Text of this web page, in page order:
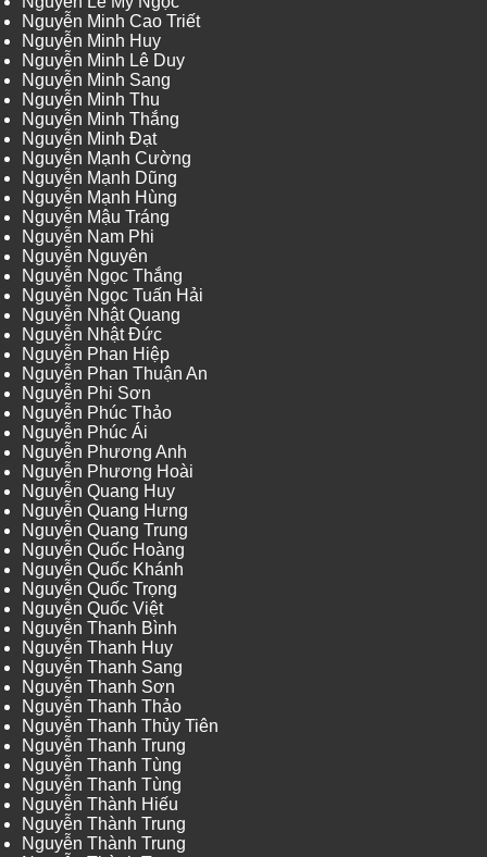
Nguyễn Minh Cao Triết
Nguyễn Minh Huy
Nguyễn Minh Lê Duy
Nguyễn Minh Sang
Nguyễn Minh Thu
Nguyễn Minh Thắng
Nguyễn Minh Đạt
Nguyễn Mạnh Cường
Nguyễn Mạnh Dũng
Nguyễn Mạnh Hùng
Nguyễn Mậu Tráng
Nguyễn Nam Phi
Nguyễn Nguyên
Nguyễn Ngọc Thắng
Nguyễn Ngọc Tuấn Hải
Nguyễn Nhật Quang
Nguyễn Nhật Đức
Nguyễn Phan Hiệp
Nguyễn Phan Thuận An
Nguyễn Phi Sơn
Nguyễn Phúc Thảo
Nguyễn Phúc Ái
Nguyễn Phương Anh
Nguyễn Phương Hoài
Nguyễn Quang Huy
Nguyễn Quang Hưng
Nguyễn Quang Trung
Nguyễn Quốc Hoàng
Nguyễn Quốc Khánh
Nguyễn Quốc Trọng
Nguyễn Quốc Việt
Nguyễn Thanh Bình
Nguyễn Thanh Huy
Nguyễn Thanh Sang
Nguyễn Thanh Sơn
Nguyễn Thanh Thảo
Nguyễn Thanh Thủy Tiên
Nguyễn Thanh Trung
Nguyễn Thanh Tùng
Nguyễn Thanh Tùng
Nguyễn Thành Hiếu
Nguyễn Thành Trung
Nguyễn Thành Trung